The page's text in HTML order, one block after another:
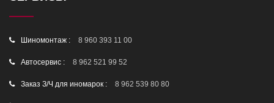
Шиномонтаж : 8 960 393 11 00
Автосервис : 8 962 521 99 52
Заказ З/Ч для иномарок : 8 962 539 80 80